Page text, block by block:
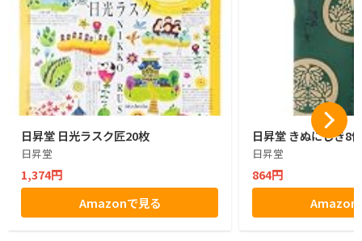
日昇堂 日光ラスク匠20枚
日昇堂
1,374円
Amazonで見る
日昇堂 きぬにしき8個
日昇堂
864円
Amazon